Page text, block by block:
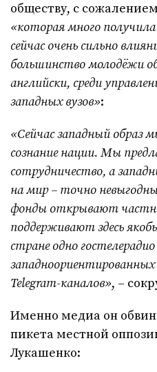
обществу, с
«которая много
сейчас очень сильно
большинство молодёжи
английски, среди
западных вузов»:
«Сейчас западный образ
сознание нации. Мы
сотрудничество, а
на мир – точно
фонды открывают
поддерживают здесь
стране одно
Telegram-каналов», –
Именно медиа он
пикета местной
Лукашенко: